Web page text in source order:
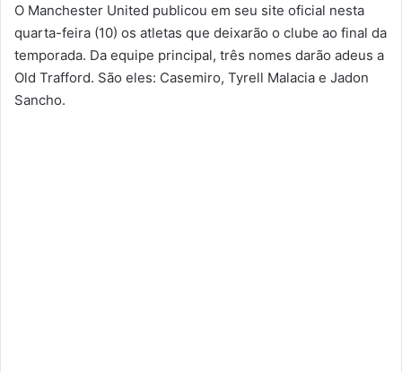
O Manchester United publicou em seu site oficial nesta
quarta-feira (10) os atletas que deixarão o clube ao final da
temporada. Da equipe principal, três nomes darão adeus a
Old Trafford. São eles: Casemiro, Tyrell Malacia e Jadon
Sancho.